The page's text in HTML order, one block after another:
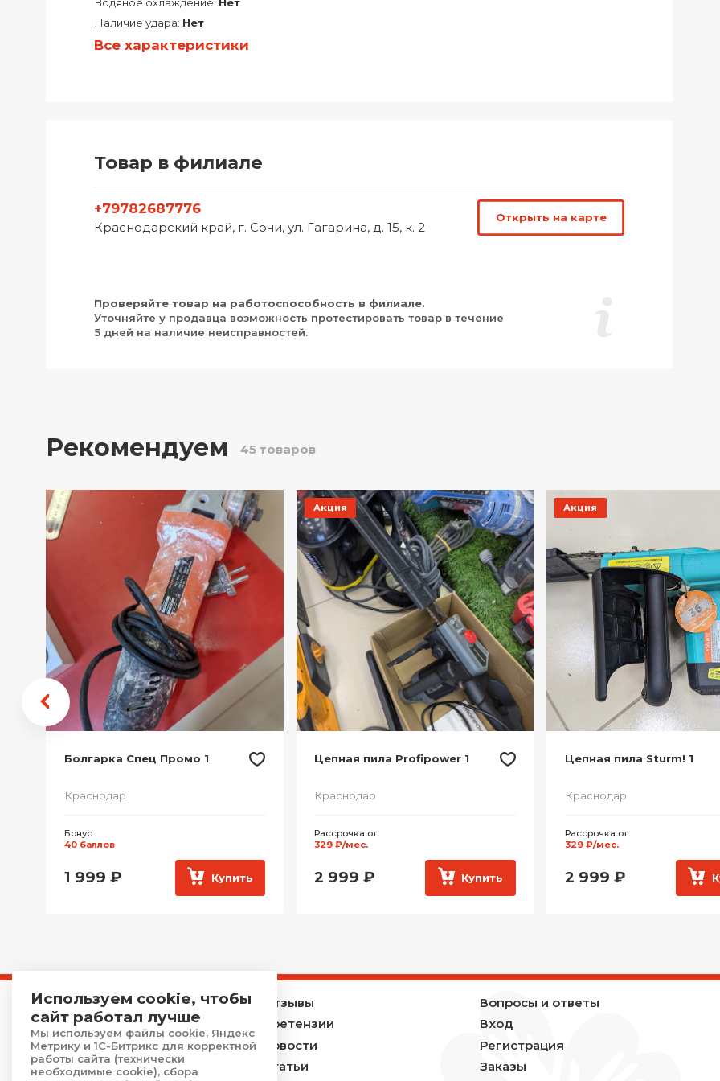
Наличие удара: Нет
Все характеристики
Товар в филиале
+79782687776
Краснодарский край, г. Сочи, ул. Гагарина, д. 15, к. 2
Открыть на карте
Проверяйте товар на работоспособность в филиале.
Уточняйте у продавца возможность протестировать товар в течение
5 дней на наличие неисправностей.
Рекомендуем 45 товаров
Болгарка Спец Промо 1
Краснодар
Бонус:
40 баллов
1 999 ₽ Купить
Акция
Цепная пила Profipower 1
Краснодар
Рассрочка от
329 ₽/мес.
2 999 ₽ Купить
Акция
Цепная пила Sturm! 1
Краснодар
Рассрочка от
329 ₽/мес.
2 999 ₽
Главная
Каталог
Услуги
Акции
Отзывы
Претензии
Новости
Статьи
Вопросы и ответы
Вход
Регистрация
Заказы
Используем cookie, чтобы
сайт работал лучше
Мы используем файлы cookie, Яндекс
Метрику и 1С-Битрикс для корректной
работы сайта (технически
необходимые cookie), сбора